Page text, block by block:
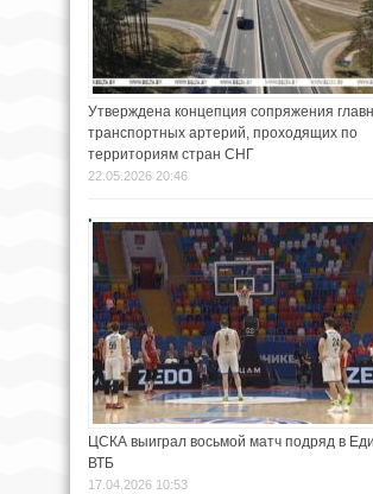
Утверждена концепция сопряжения
транспортных артерий, проходящих по
территориям стран СНГ
22.05.2026 20:46
ЦСКА выиграл восьмой матч подряд в
ВТБ
17.04.2026 10:53